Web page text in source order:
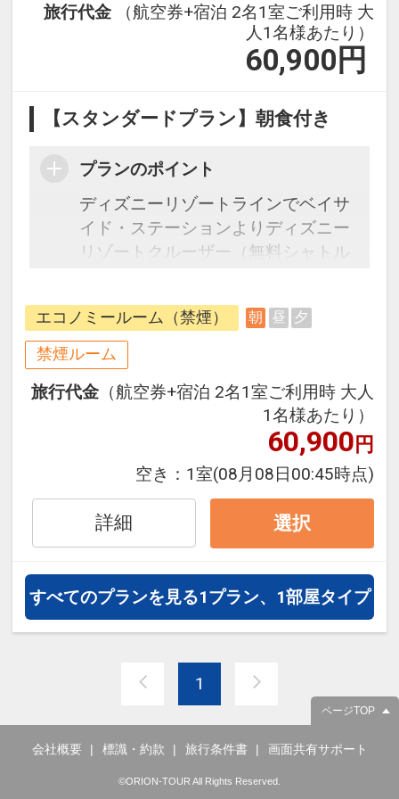
旅行代金
（航空券+宿泊 2名1室ご利用時 大
人1名様あたり）
60,900 円
【スタンダードプラン】朝食付き
プランのポイント
ディズニーリゾートラインでベイサ
イド・ステーションよりディズニー
リゾートクルーザー（無料シャトル
・ホテル⇔JR舞浜駅間、ホテル⇔東
京ディズニーランド（R）間は無料
シャトルバスがご利用いただけま
す。
※運行ダイヤなど詳細はホテルホー
ムページをご覧いただくかお問い合
たスタンダードな＜朝食付き＞プラ
ンです（12/30～1/1は夕朝食付）。
できるダイナミックパッケージだか
にも最適！
旅行期間中の1泊だけの宿泊や延
泊・飛び泊なども自由自在です。
フライトは、安心のJAL（または
ル50%貯まります。
オプションでレンタカーや現地交
エコノミールーム（禁煙） 朝 昼 夕
禁煙ルーム
旅行代金 （航空券+宿泊 2名1室ご利用時 大人
1名様あたり）
60,900円
空き： 1室(08月08日00:45時点)
詳細 選択
すべてのプランを見る1プラン、1部屋タイプ
1
ページTOP
会社概要 標識・約款 旅行条件書 画面共有サポート
©ORION-TOUR All Rights Reserved.